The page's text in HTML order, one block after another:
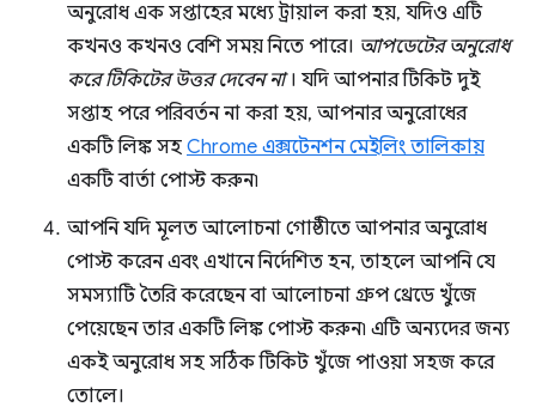
অনুরোধ এক সপ্তাহের মধ্যে ট্রায়াল করা হয়, যদিও এটি
কখনও কখনও বেশি সময় নিতে পারে। আপডেটের অনুরোধ
করে টিকিটের উত্তর দেবেন না। যদি আপনার টিকিট দুই
সপ্তাহ পরে পরিবর্তন না করা হয়, আপনার অনুরোধের
একটি লিঙ্ক সহ Chrome এক্সটেনশন মেইলিং তালিকায়
একটি বার্তা পোস্ট করুন৷
আপনি যদি মূলত আলোচনা গোষ্ঠীতে আপনার অনুরোধ
পোস্ট করেন এবং এখানে নির্দেশিত হন, তাহলে আপনি যে
সমস্যাটি তৈরি করেছেন বা আলোচনা গ্রুপ থ্রেডে খুঁজে
পেয়েছেন তার একটি লিঙ্ক পোস্ট করুন৷ এটি অন্যদের জন্য
একই অনুরোধ সহ সঠিক টিকিট খুঁজে পাওয়া সহজ করে
তোলে।